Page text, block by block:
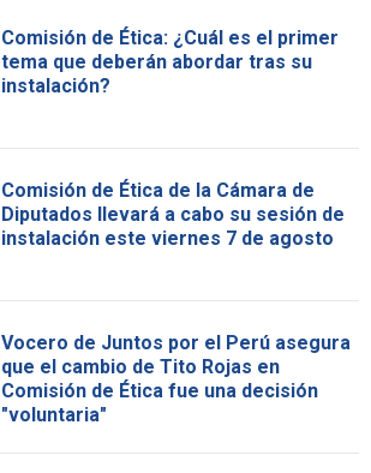
Comisión de Ética: ¿Cuál es el primer
tema que deberán abordar tras su
instalación?
Comisión de Ética de la Cámara de
Diputados llevará a cabo su sesión de
instalación este viernes 7 de agosto
Vocero de Juntos por el Perú asegura
que el cambio de Tito Rojas en
Comisión de Ética fue una decisión
"voluntaria"